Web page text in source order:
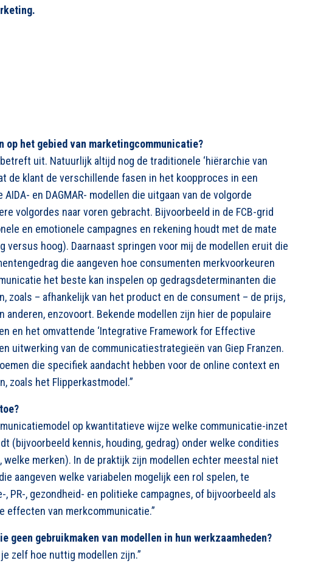
op het gebied van marketingcommunicatie?
uit. Natuurlijk altijd nog de traditionele ‘hiërarchie van
de klant de verschillende fasen in het koopproces in een
en DAGMAR- modellen die uitgaan van de volgorde
volgordes naar voren gebracht. Bijvoorbeeld in de FCB-grid
en emotionele campagnes en rekening houdt met de mate
versus hoog). Daarnaast springen voor mij de modellen eruit die
die aangeven hoe consumenten merkvoorkeuren
het beste kan inspelen op gedragsdeterminanten die
zoals – afhankelijk van het product en de consument – de prijs,
anderen, enzovoort. Bekende modellen zijn hier de populaire
en het omvattende ‘Integrative Framework for Effective
uitwerking van de communicatiestrategieën van Giep Franzen.
die specifiek aandacht hebben voor de online context en
zoals het Flipperkastmodel.”
op kwantitatieve wijze welke communicatie-inzet
(bijvoorbeeld kennis, houding, gedrag) onder welke condities
merken). In de praktijk zijn modellen echter meestal niet
aangeven welke variabelen mogelijk een rol spelen, te
PR-, gezondheid- en politieke campagnes, of bijvoorbeeld als
effecten van merkcommunicatie.”
geen gebruikmaken van modellen in hun werkzaamheden?
zelf hoe nuttig modellen zijn.”